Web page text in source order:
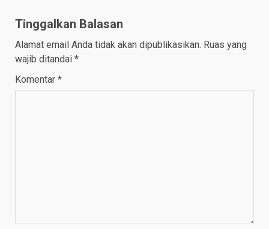
Tinggalkan Balasan
Alamat email Anda tidak akan dipublikasikan. Ruas yang
wajib ditandai *
Komentar *